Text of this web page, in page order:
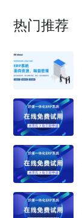
热门推荐